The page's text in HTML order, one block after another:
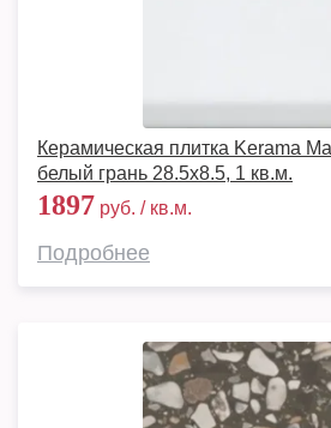
Керамическая плитка Kerama
белый грань 28.5х8.5, 1 кв.м.
1897 руб. / кв.м.
Подробнее